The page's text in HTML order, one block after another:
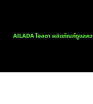
AILADA ไอลดา ผลิตภัณฑ์ดูแลคว